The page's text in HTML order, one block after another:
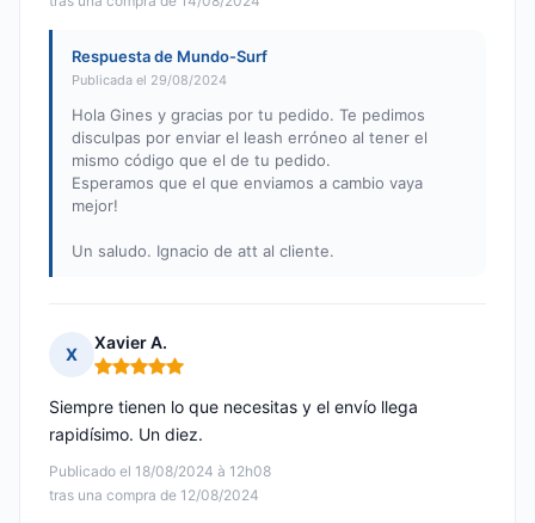
Respuesta de Mundo-Surf
Publicada el 29/08/2024
Hola Gines y gracias por tu pedido. Te pedimos
disculpas por enviar el leash erróneo al tener el
mismo código que el de tu pedido.
Esperamos que el que enviamos a cambio vaya
mejor!
Un saludo. Ignacio de att al cliente.
X
Xavier A.
Nota: 5 de 5
Publicado el 18/08/2024 à 12h08
tras una compra de 12/08/2024
Siempre tienen lo que necesitas y el envío llega
rapidísimo. Un diez.